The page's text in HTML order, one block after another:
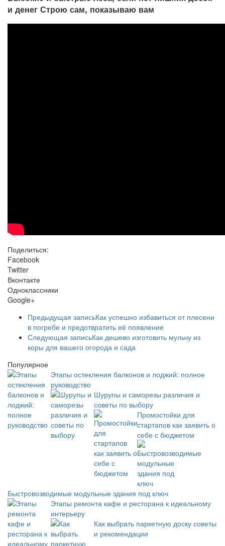
и денег Строю сам, показываю вам
Поделиться:
Facebook
Twitter
Вконтакте
Одноклассники
Google+
Предыдущая записьКак успешно избавиться от плесени
в погребе и предотвратить её появление
Следующая записьКак дешево изготовить мульчу из
коры для вашего огорода и сада
Популярное
Этапы остекления балконов и лоджий: полное
руководство
Шурупы и саморезы различия и
советы по выбору
Промостойки для
стартапов как заявить о
себе с бюджетом
Быстровозводимые модульные здания под ключ
Этапы ремонта кафе и ресторана к идеальному
интерьеру
Как выбрать паркетную доску советы
и рекомендации